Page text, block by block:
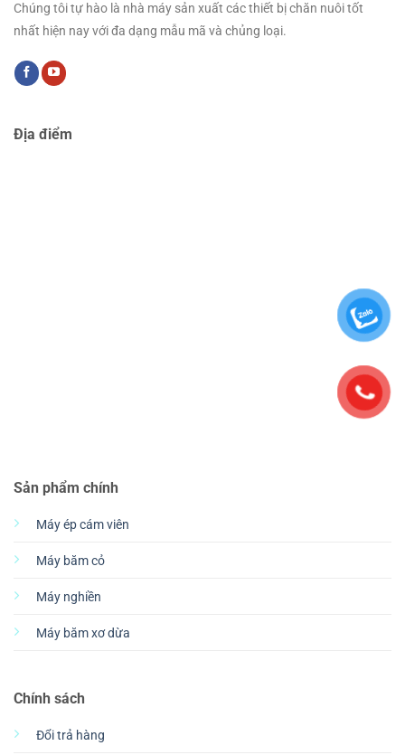
Chúng tôi tự hào là nhà máy sản xuất các thiết bị chăn nuôi tốt
nhất hiện nay với đa dạng mẫu mã và chủng loại.
Sản phẩm chính
Máy ép cám viên
Máy băm cỏ
Máy nghiền
Máy băm xơ dừa
Chính sách
Đổi trả hàng
Địa điểm